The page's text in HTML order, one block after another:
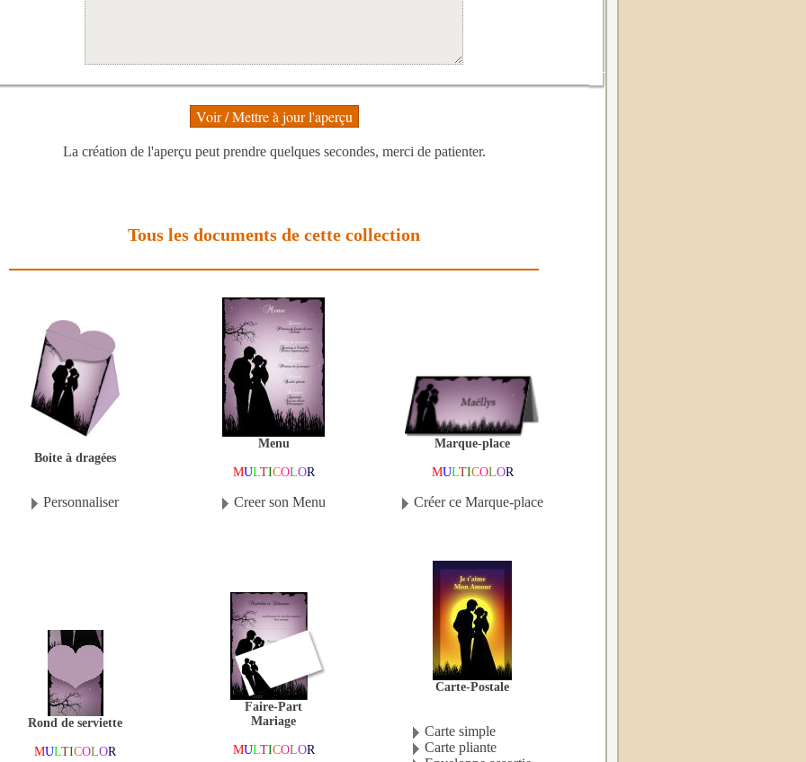
La création de l'aperçu peut prendre quelques secondes, merci de patienter.
Tous les documents de cette collection
Boite à dragées
Personnaliser
Menu
MULTICOLOR
Creer son Menu
Marque-place
MULTICOLOR
Créer ce Marque-place
Rond de serviette
MULTICOLOR
Faire-Part
Mariage
MULTICOLOR
Carte-Postale
Carte simple
Carte pliante